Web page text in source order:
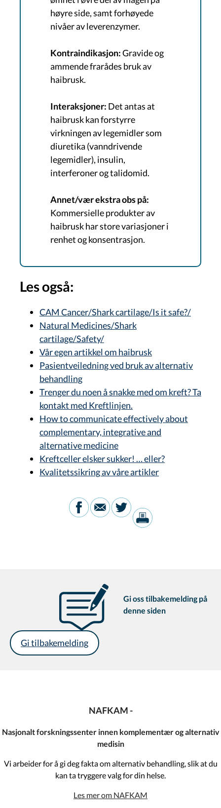
høyre side, samt forhøyede
nivåer av leverenzymer.
Kontraindikasjon:Gravide og
ammende frarådes bruk av
haibrusk.
Interaksjoner: Det antas at
haibrusk kan forstyrre
virkningen av legemidler som
diuretika (vanndrivende
legemidler), insulin,
interferoner og talidomid.
Annet/vær ekstra obs på:
Kommersielle produkter av
haibrusk har store variasjoner i
renhet og konsentrasjon.
Les også:
CAM Cancer/Shark cartilage/Is it safe?/
Natural Medicines/Shark
cartilage/Safety/
Vår egen artikkel om haibrusk
Pasientveiledning ved bruk av alternativ
behandling
Trenger du noen å snakke med om kreft? Ta
kontakt med Kreftlinjen.
How to communicate effectively about
complementary, integrative and
alternative medicine
Kreftceller elsker sukker! … eller?
Kvalitetssikring av våre artikler
Gi oss tilbakemelding på
denne siden
Gi tilbakemelding
NAFKAM -
Nasjonalt forskningssenter innen komplementær og alternativ
medisin
Vi arbeider for å gi deg fakta om alternativ behandling, slik at du
kan ta tryggere valg for din helse.
Les mer om NAFKAM